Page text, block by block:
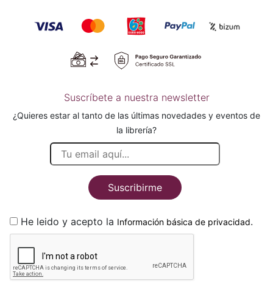
Suscríbete a nuestra newsletter
¿Quieres estar al tanto de las últimas novedades y eventos de
la librería?
Suscribirme
He leido y acepto la Información básica de privacidad.